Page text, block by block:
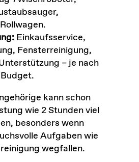
Einkaufsservice,
Fensterreinigung,
– je nach
kann schon
wie 2 Stunden viel
besonders wenn
Aufgaben wie
wegfallen.